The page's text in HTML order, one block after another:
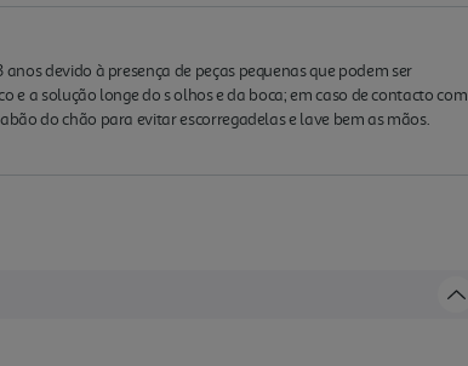
devido à presença de peças pequenas que podem ser
e a solução longe do s olhos e da boca; em caso de contacto com
do chão para evitar escorregadelas e lave bem as mãos.